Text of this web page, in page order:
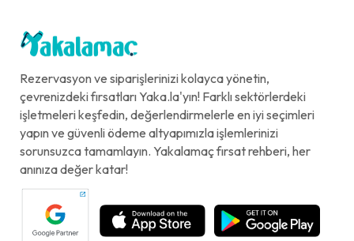
Rezervasyon ve siparişlerinizi kolayca yönetin,
çevrenizdeki fırsatları Yaka.la'yın! Farklı sektörlerdeki
işletmeleri keşfedin, değerlendirmelerle en iyi seçimleri
yapın ve güvenli ödeme altyapımızla işlemlerinizi
sorunsuzca tamamlayın. Yakalamaç fırsat rehberi, her
anınıza değer katar!